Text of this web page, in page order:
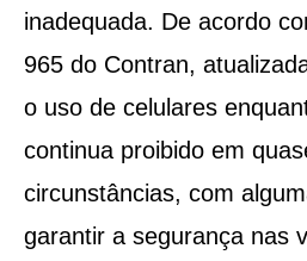
inadequada. De acordo
965 do Contran,
o uso de celulares
continua proibido em
circunstâncias, com
garantir a segurança nas